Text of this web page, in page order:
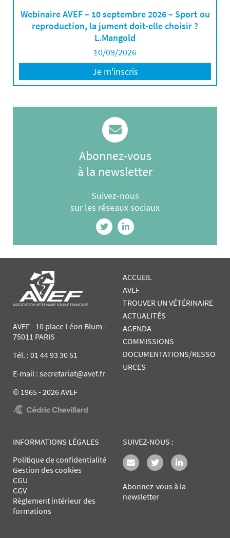
Webinaire AVEF – 10 septembre 2026 – Sport ou
reproduction, la jument doit-elle choisir ?
L.Mangold
10/09/2026
Je m'inscris
Abonnez-vous
à la newsletter
Suivez-nous
sur les réseaux sociaux
AVEF - 10 place Léon Blum -
75011 PARIS
Tél. : 01 44 93 30 51
E-mail : secretariat@avef.fr
© 1965 - 2026 AVEF
ACCUEIL
AVEF
TROUVER UN VÉTÉRINAIRE
ACTUALITÉS
AGENDA
COMMISSIONS
DOCUMENTATIONS/RESSO
URCES
INFORMATIONS LÉGALES
Politique de confidentialité
Gestion des cookies
CGU
CGV
Règlement intérieur des
formations
SUIVEZ-NOUS :
Abonnez-vous à la
newsletter